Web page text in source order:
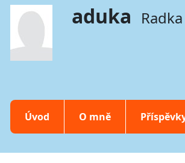
aduka
Úvod O mně